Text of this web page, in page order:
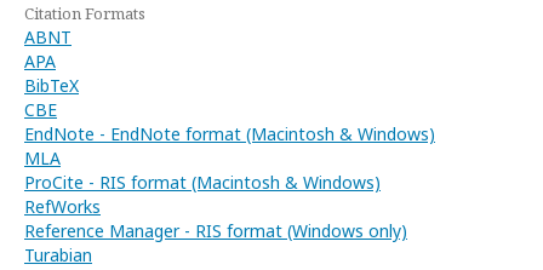
Citation Formats
ABNT
APA
BibTeX
CBE
EndNote - EndNote format (Macintosh & Windows)
MLA
ProCite - RIS format (Macintosh & Windows)
RefWorks
Reference Manager - RIS format (Windows only)
Turabian